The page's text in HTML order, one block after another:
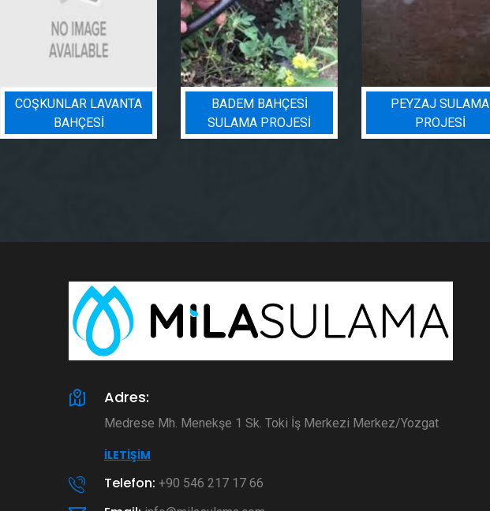
COŞKUNLAR LAVANTA
BAHÇESİ
BADEM BAHÇESI
SULAMA PROJESI
PEYZAJ SULAMA
PROJESI
Adres:
Medrese Mh. Menekşe 1 Sk. Toki İş Merkezi Merkez/Yozgat
İLETIŞIM
Telefon: +90 546 217 17 66